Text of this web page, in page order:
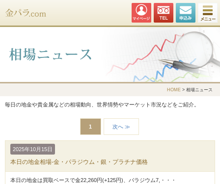
HOME > 相場ニュース
毎日の地金や貴金属などの相場動向、世界情勢やマーケット市況などをご紹介。
1 次へ ≫
2025年10月15日
本日の地金相場-金・パラジウム・銀・プラチナ価格
本日の地金は買取ベースで金22,260円(+125円)、パラジウム7,・・・